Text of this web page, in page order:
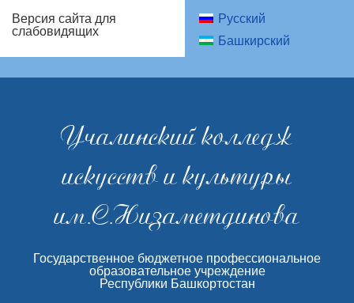
Версия сайта для
слабовидящих
Русский
Башкирский
Учалинский колледж
искусств и культуры
им.С.Низаметдинова
Государственное бюджетное профессиональное
образовательное учреждение
Республики Башкортостан